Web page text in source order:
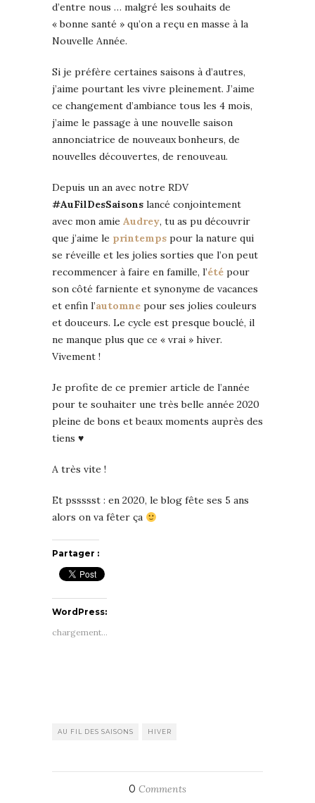
d’entre nous … malgré les souhaits de
« bonne santé » qu’on a reçu en masse à la
Nouvelle Année.
Si je préfère certaines saisons à d’autres,
j’aime pourtant les vivre pleinement. J’aime
ce changement d’ambiance tous les 4 mois,
j’aime le passage à une nouvelle saison
annonciatrice de nouveaux bonheurs, de
nouvelles découvertes, de renouveau.
Depuis un an avec notre RDV
#AuFilDesSaisons lancé conjointement
avec mon amie Audrey, tu as pu découvrir
que j’aime le printemps pour la nature qui
se réveille et les jolies sorties que l’on peut
recommencer à faire en famille, l’été pour
son côté farniente et synonyme de vacances
et enfin l’automne pour ses jolies couleurs
et douceurs. Le cycle est presque bouclé, il
ne manque plus que ce « vrai » hiver.
Vivement !
Je profite de ce premier article de l’année
pour te souhaiter une très belle année 2020
pleine de bons et beaux moments auprès des
tiens ♥
A très vite !
Et pssssst : en 2020, le blog fête ses 5 ans
alors on va fêter ça
Partager :
WordPress:
chargement…
AU FIL DES SAISONS HIVER
0 Comments